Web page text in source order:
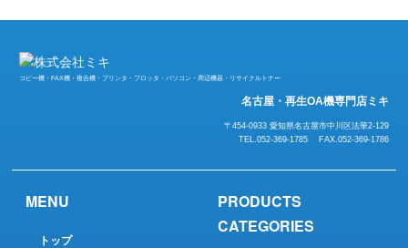
コピー機・FAX機・複合機・プリンタ・プロッタ・パソコン・周辺機器・リサイクルトナー
名古屋・再生OA機専門店ミキ
〒454-0933 愛知県名古屋市中川区法華2-129
TEL.052-369-1785 FAX.052-369-1786
MENU
トップ
PRODUCTS
CATEGORIES